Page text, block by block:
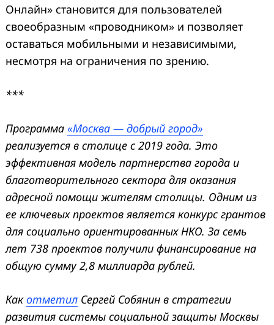
Онлайн» становится для пользователей
своеобразным «проводником» и позволяет
оставаться мобильными и независимыми,
несмотря на ограничения по зрению.
***
Программа «Москва — добрый город»
реализуется в столице с 2019 года. Это
эффективная модель партнерства города и
благотворительного сектора для оказания
адресной помощи жителям столицы. Одним из
ее ключевых проектов является конкурс грантов
для социально ориентированных НКО. За семь
лет 738 проектов получили финансирование на
общую сумму 2,8 миллиарда рублей.
Какотметил Сергей Собянин в стратегии
развития системы социальной защиты Москвы